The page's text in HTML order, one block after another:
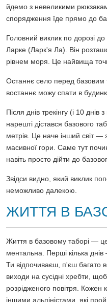
йдемо з невеликими
спорядження їде прямо до
Головний виклик по дорозі
Ларке (Ларк'я Ла). Він
рівнем моря. Це найвища
Останнє село перед
востаннє можу спати в
Після днів трекінгу (і 10
нарешті дістався базового
метрів. Це наче інший світ —
масивної гори. Саме тут
навіть просто дійти до
Звідси видно, який виклик
неможливо далекою.
ЖИТТЯ В
Життя в базовому таборі —
ментальна. Перші кілька
Ти відпочиваєш, п'єш багато
виходи на сусідні хребти,
розрідженого повітря.
іншими альпіністами, які